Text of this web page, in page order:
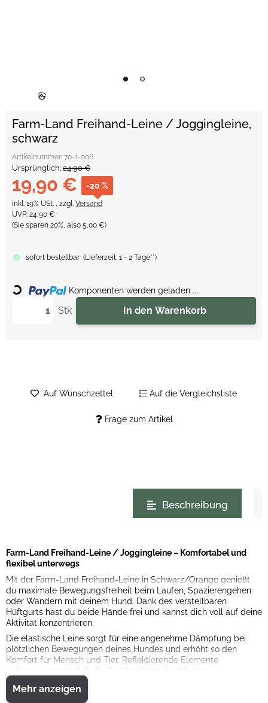
Farm-Land Freihand-Leine / Joggingleine,
schwarz
Artikelnummer: 70-1-006
Ursprünglich: 24,90 €
19,90 € -20 %
inkl. 19% USt. , zzgl. Versand
UVP: 24,90 €
(Sie sparen 20%, also 5,00 €)
sofort bestellbar (Lieferzeit: 1 - 2 Tage**)
Stk In den Warenkorb
Loading... Komponenten werden geladen ...
Frage zum Artikel
Auf Wunschzettel Auf die Vergleichsliste
Beschreibung
Farm-Land Freihand-Leine / Joggingleine – Komfortabel und
flexibel unterwegs
Mit der Farm-Land Freihand-Leine in Schwarz/Orange genießt
du maximale Bewegungsfreiheit beim Laufen, Spazierengehen
oder Wandern mit deinem Hund. Dank des verstellbaren
Hüftgurts hast du beide Hände frei und kannst dich voll auf deine
Aktivität konzentrieren.
Die elastische Leine sorgt für eine angenehme Dämpfung bei
plötzlichen Bewegungen deines Hundes und erhöht so den
Komfort für Mensch und Tier. Reflektierende Elemente
verbessern zusätzlich die Sichtbarkeit bei schlechten
Lichtverhältnissen.
Zwei praktische Taschen am Hüftgurt bieten Platz für wichtige
Mehr anzeigen